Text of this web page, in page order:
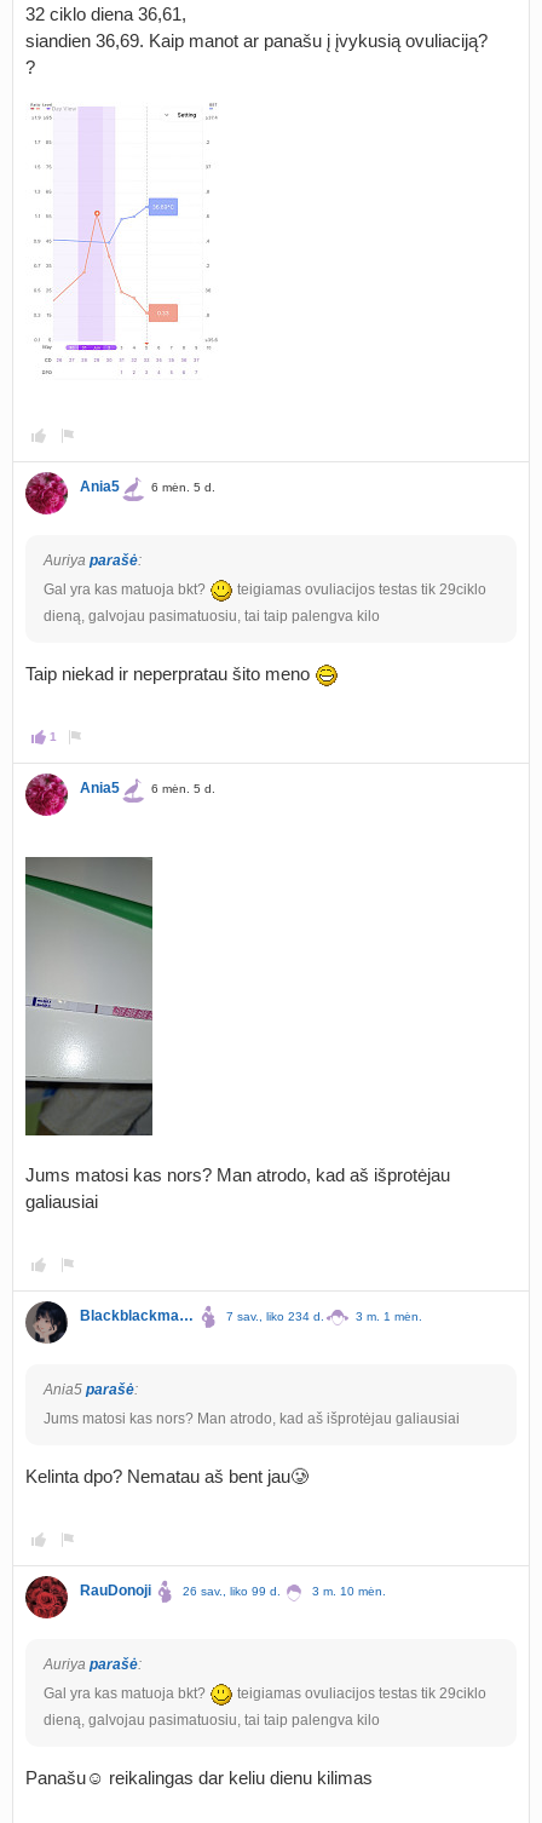
32 ciklo diena 36,61,
siandien 36,69. Kaip manot ar panašu į įvykusią ovuliaciją?
?
Ania5 6 mėn. 5 d.
Auriya parašė:
Gal yra kas matuoja bkt?
teigiamas ovuliacijos testas tik 29ciklo
dieną, galvojau pasimatuosiu, tai taip palengva kilo
Taip niekad ir neperpratau šito meno
1
Ania5 6 mėn. 5 d.
Jums matosi kas nors? Man atrodo, kad aš išprotėjau
galiausiai
Blackblackmagic 7 sav., liko 234 d. 3 m. 1 mėn.
Ania5 parašė:
Jums matosi kas nors? Man atrodo, kad aš išprotėjau galiausiai
Kelinta dpo? Nematau aš bent jau🥲
RauDonoji 26 sav., liko 99 d. 3 m. 10 mėn.
Auriya parašė:
Gal yra kas matuoja bkt?
teigiamas ovuliacijos testas tik 29ciklo
dieną, galvojau pasimatuosiu, tai taip palengva kilo
Panašu☺️ reikalingas dar keliu dienu kilimas